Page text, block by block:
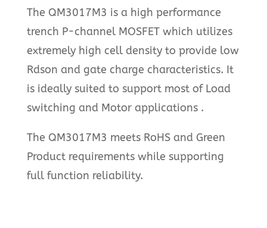
The QM3017M3 is a high performance
trench P-channel MOSFET which utilizes
extremely high cell density to provide low
Rdson and gate charge characteristics. It
is ideally suited to support most of Load
switching and Motor applications .
The QM3017M3 meets RoHS and Green
Product requirements while supporting
full function reliability.